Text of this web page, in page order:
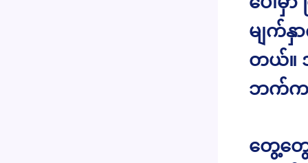
မျက်
တယ်။
ဘက်က
တွေ့တွေ့